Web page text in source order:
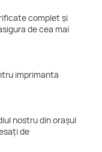
complet și
de cea mai
imprimanta
nostru din orașul
de